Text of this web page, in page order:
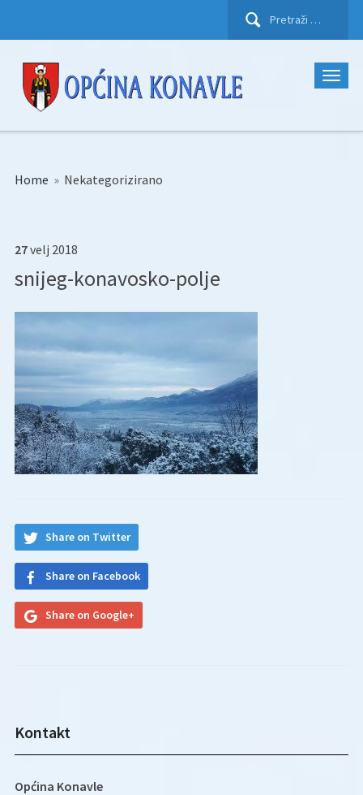
Pretraži:
Home » Nekategorizirano
27velj 2018
snijeg-konavosko-polje
Share on Twitter
Share on Facebook
Share on Google+
Kontakt
Općina Konavle